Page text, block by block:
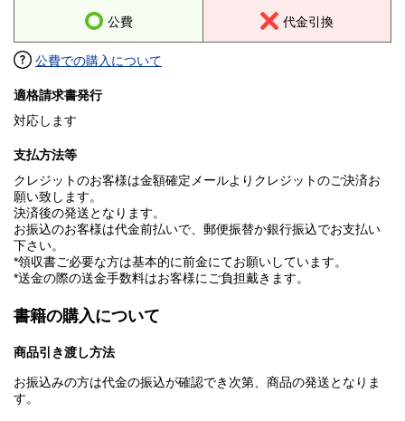
公費 代金引換
公費での購入について
適格請求書発行
対応します
支払方法等
クレジットのお客様は金額確定メールよりクレジットのご決済お
願い致します。
決済後の発送となります。
お振込のお客様は代金前払いで、郵便振替か銀行振込でお支払い
下さい。
*領収書ご必要な方は基本的に前金にてお願いしています。
*送金の際の送金手数料はお客様にご負担戴きます。
書籍の購入について
商品引き渡し方法
お振込みの方は代金の振込が確認でき次第、商品の発送となりま
す。